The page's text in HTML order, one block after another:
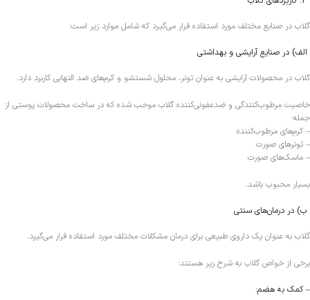
گلاب در صنایع مختلف مورد استفاده قرار می‌گیرد که شامل موارد زیر است:
الف) در صنایع آرایشی و بهداشتی
گلاب در محصولات آرایشی به عنوان تونر، محلول شستشو و کرم‌های ضد التهابی کاربرد دارد.
خاصیت مرطوب‌کنندگی و ضدعفونی‌کننده گلاب موجب شده که در ساخت محصولات پوستی از
جمله:
– کرم‌های مرطوب‌کننده
– تونرهای صورت
– ماسک‌های صورت
بسیار محبوب باشد.
ب) در درمان‌های سنتی
گلاب به عنوان یک داروی طبیعی برای درمان مشکلات مختلف مورد استفاده قرار می‌گیرد.
برخی از خواص گلاب به شرح زیر هستند:
– کمک به هضم: